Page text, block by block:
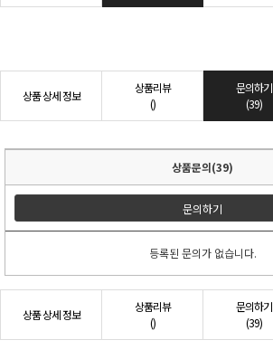
상품 상세 정보
상품리뷰
()
문의하기
(39)
상품문의(39)
문의하기
등록된 문의가 없습니다.
상품 상세 정보
상품리뷰
()
문의하기
(39)